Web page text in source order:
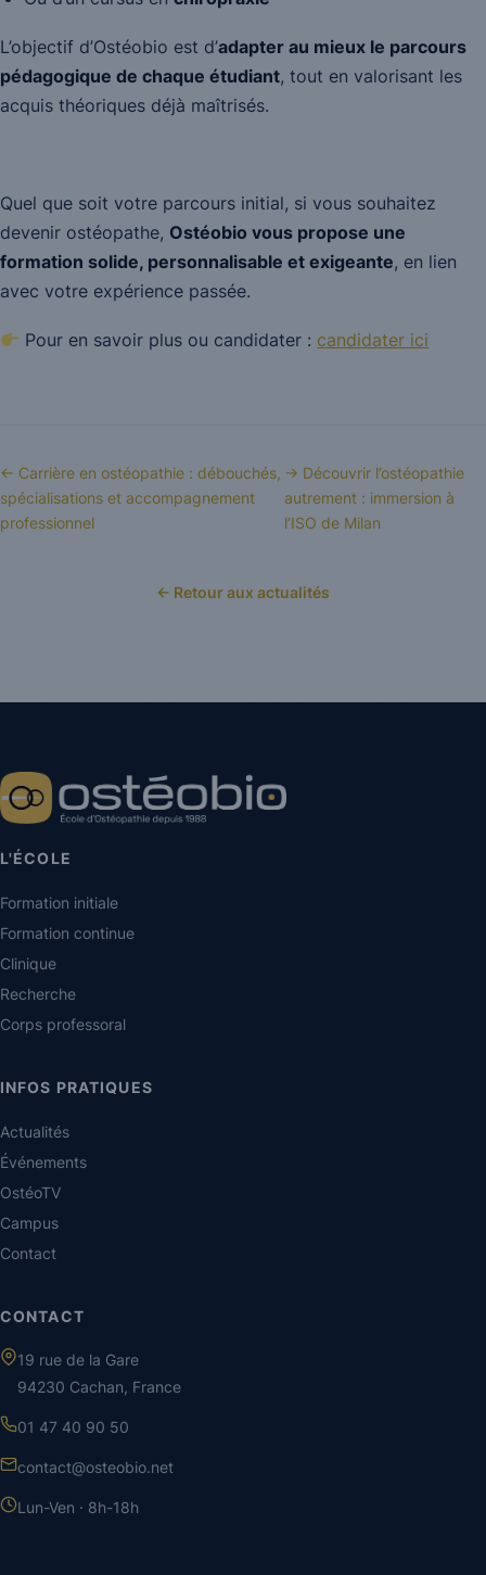
L’objectif d’Ostéobio est d’adapter au mieux le parcours
pédagogique de chaque étudiant, tout en valorisant les
acquis théoriques déjà maîtrisés.
Quel que soit votre parcours initial, si vous souhaitez
devenir ostéopathe, Ostéobio vous propose une
formation solide, personnalisable et exigeante, en lien
avec votre expérience passée.
Pour en savoir plus ou candidater : candidater ici
← Carrière en ostéopathie : débouchés,
spécialisations et accompagnement
professionnel
→ Découvrir l’ostéopathie
autrement : immersion à
l’ISO de Milan
← Retour aux actualités
L'ÉCOLE
Formation initiale
Formation continue
Clinique
Recherche
Corps professoral
INFOS PRATIQUES
Actualités
Événements
OstéoTV
Campus
Contact
CONTACT
19 rue de la Gare
94230 Cachan, France
01 47 40 90 50
contact@osteobio.net
Lun-Ven · 8h-18h